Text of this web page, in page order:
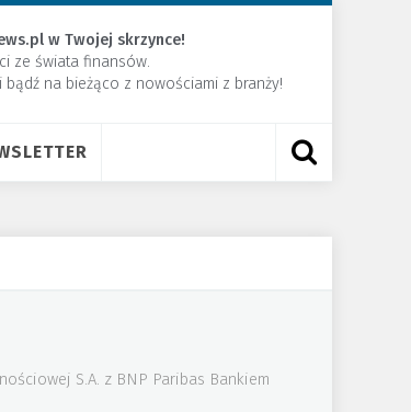
w Twojej skrzynce!
ze świata finansów.
​i bądź na bieżąco z nowościami z branży!
S.A. z BNP Paribas Bankiem